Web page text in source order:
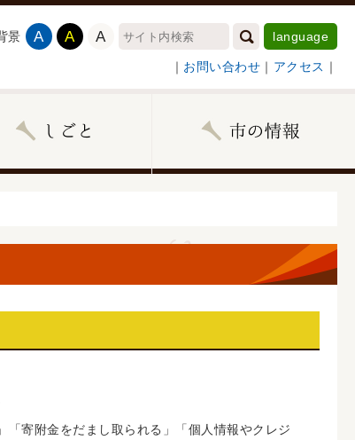
景 A A A language
｜ お問い合わせ ｜ アクセス ｜
寄附金をだまし取られる」「個人情報やクレジ